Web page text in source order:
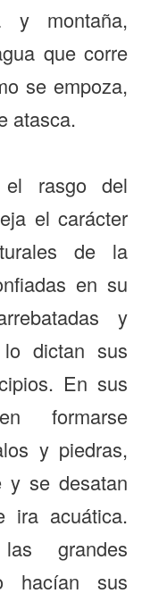
y montaña,
que corre
se empoza,
atasca.
el rasgo del
el carácter
de la
en su
y
dictan sus
En sus
formarse
y piedras,
y se desatan
ira acuática.
grandes
hacían sus